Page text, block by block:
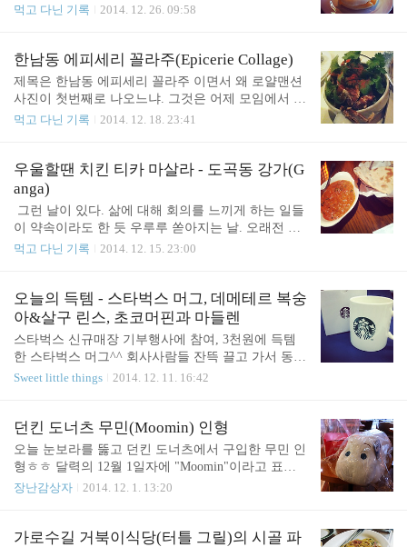
요?;; 튀김.이제 배가 부르구나...하고 있는데 또 초밥
또 초밥!! 우동이 나오길래 아 이젠 끝났구나 하고 있
는데 또 장어초밥을 갖다주셨다ㅎㅎ 디저트는 멜론
과 양갱.과일만 주는 것보다 훨씬 센스있고 참 좋음
♡이..
일 연휴였는데 24일날 몸이 많이 아파서 급 휴가 변
할 일들이 있어서) 막상 오늘 나오니깐 일하기가 싫
다ㅋ 그래서 잠깐 커피빈 가서 아침도 먹고 오는 여
유를 부려봤다ㅋ 커피빈 굿모닝셋트. 아침 10시 반까
5천원. 비록 커피빈에서 주는 햄치즈 잉글리쉬 머핀
대충 구워 슬라이스 치즈 끼워 먹는 그 맛 만큼 밖에
안되지만(어쩌면 커피빈이 내가 만든 것 보다 더 맛
없는 것 같기도....ㅠㅠ)..
먹고 다닌 기록 2014. 12. 26. 09:58
한남동 에피세리 꼴라주(Epicerie Collage)
제목은 한남동 에피세리 꼴라주 이면서 왜 로얄맨션
사진이 첫번째로 나오느냐. 그것은 어제 모임에서 로
얄맨션을 가려다가 까였기 때문이다ㅠㅠ 이 사진을
래 그 약속을 믿고 한남동 로얄맨션에 도착했지만 이
미 다른 손님들이 사전연락없이 먼저 와서 그 자리를
그냥 내줬다고......ㅠㅠ 흥칫뿡 날은 춥고 멀리 가긴
뭐하고 해서 근처 "세컨키친"에 전화했더니 그곳도
이미 만석. 그래서 결국 그다음 대안으로 선택한 것
이, 에피세리 꼴라주. *épicerie는 프랑스어로 식료품
^^;; 아무튼간에 영하 12도의 날씨를 뚫고 우여곡절
끝에 도착한 에피세리 꼴라주. 이곳은..
먹고 다닌 기록 2014. 12. 18. 23:41
우울할땐 치킨 티카 마살라 - 도곡동 강가(G
anga)
​ ​그런 날이 있다. 삶에 대해 회의를 느끼게 하는 일들
이 약속이라도 한 듯 우루루 쏟아지는 날. 오래전 상
처가 마치 어제 벌어진 일인양 생생하게 헤집어지고,
늘이 바로 그런 날이었다. 휴가 중인 회사 친구한테
카톡으로 징징거렸더니 저녁 먹으러 자기 동네로 오
란다. 그래서 참 오랜만에 가게 된 인도음식점 강가.
아마 5~6년만인 것 같다. 도곡점은 처음 가봤는데, 비
가 많이 와서 그런지 가게가 많이 한산했다.(그래서
좋았다ㅎㅎ) ​나의 선택은 치킨 티카 마살라와 로띠.
어디 가서 먹어도 실패한 적이 없는 듯! ​친구는 고스
트 빈달루와 난을 주문. 고스트..
먹고 다닌 기록 2014. 12. 15. 23:00
오늘의 득템 - 스타벅스 머그, 데메테르 복숭
아&살구 린스, 초코머핀과 마들렌
스타벅스 신규매장 기부행사에 참여, 3천원에 득템
한 스타벅스 머그^^ 회사사람들 잔뜩 끌고 가서 동참
시켰다...^^;; 제일 기본형이라 무난하게 오래 오래 쓸
있어서 굳이 살 필요 없었는데 향이 너무 좋아서 구
입했다. 내가 제일 좋아하는 살구향♡대폭 세일 중이
라 왓슨스에서 판매중인 가격이 8,900원! 근데 왜 이
만 좋고 성능은 메롱메롱하다던지...?;;; 오늘은 득템
도 받았다. 꺅 마들렌. 왠지 꼭 예쁜 접시에 담아 따듯
Sweet little things 2014. 12. 11. 16:42
던킨 도너츠 무민(Moomin) 인형
오늘 눈보라를 뚫고 던킨 도너츠에서 구입한 무민 인
형ㅎㅎ 달력의 12월 1일자에 "Moomin"이라고 표시
해놓고 한달넘게 오매불망 기다리고 있었는데 지난
칙을 지키는 사람이 바보되는 우리나라... 큽... 주말
장난감상자 2014. 12. 1. 13:20
가로수길 거북이식당(터틀 그릴)의 시골 파